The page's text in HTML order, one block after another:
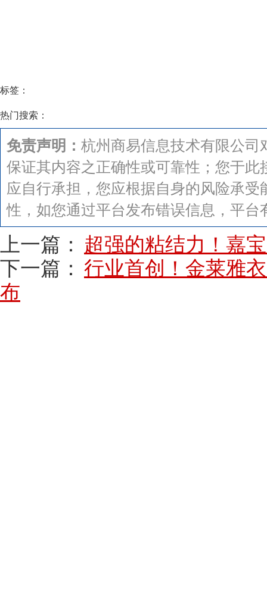
标签：
热门搜索：
免责声明： 杭州商易信息技术有限公
保证其内容之正确性或可靠性；您于
应自行承担，您应根据自身的风险承
性，如您通过平台发布错误信息，平台
上一篇： 超强的粘结力！嘉
下一篇： 行业首创！金莱雅
布